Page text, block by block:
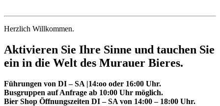
Herzlich Willkommen.
Aktivieren Sie Ihre Sinne und tauchen Sie
ein in die Welt des Murauer Bieres.
Führungen von DI – SA |14:oo oder 16:00 Uhr.
Busgruppen auf Anfrage ab 10:00 Uhr möglich.
Bier Shop Öffnungszeiten DI – SA von 14:00 – 18:00 Uhr.